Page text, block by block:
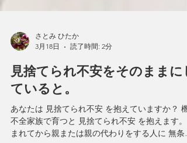
3月18日
読了時間: 2分
見捨てられ不安をそのままに
ていると。
あなたは 見捨てられ不安 を抱えていますか？ 機